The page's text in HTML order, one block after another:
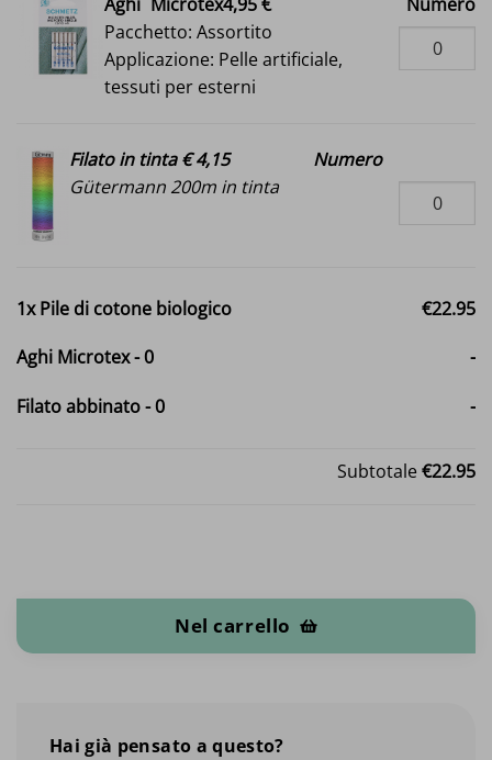
Pacchetto: Assortito
Applicazione: Pelle artificiale,
tessuti per esterni
Filato in tinta € 4,15
Gütermann 200m in tinta
Numero
1xPile di cotone biologico €22.95
Aghi Microtex-0 -
Filato abbinato-0 -
Subtotale€22.95
Nel carrello
Hai già pensato a questo?